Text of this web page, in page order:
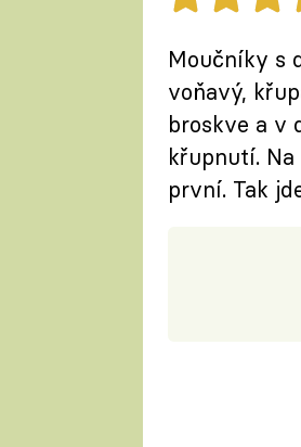
Moučníky s
voňavý,
broskve a v
křupnutí.
první. Tak